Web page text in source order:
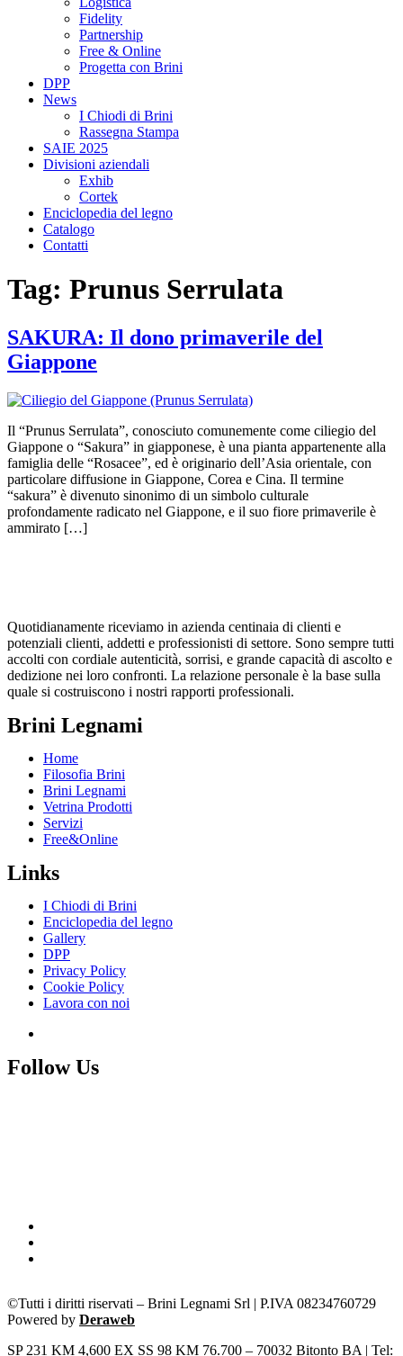
Fidelity
Partnership
Free & Online
Progetta con Brini
DPP
News
I Chiodi di Brini
Rassegna Stampa
SAIE 2025
Divisioni aziendali
Exhib
Cortek
Enciclopedia del legno
Catalogo
Contatti
Tag: Prunus Serrulata
SAKURA: Il dono primaverile del
Giappone
Il “Prunus Serrulata”, conosciuto comunemente come ciliegio del
Giappone o “Sakura” in giapponese, è una pianta appartenente alla
famiglia delle “Rosacee”, ed è originario dell’Asia orientale, con
particolare diffusione in Giappone, Corea e Cina. Il termine
“sakura” è divenuto sinonimo di un simbolo culturale
profondamente radicato nel Giappone, e il suo fiore primaverile è
ammirato […]
Quotidianamente riceviamo in azienda centinaia di clienti e
potenziali clienti, addetti e professionisti di settore. Sono sempre tutti
accolti con cordiale autenticità, sorrisi, e grande capacità di ascolto e
dedizione nei loro confronti. La relazione personale è la base sulla
quale si costruiscono i nostri rapporti professionali.
Brini Legnami
Home
Filosofia Brini
Brini Legnami
Vetrina Prodotti
Servizi
Free&Online
Links
I Chiodi di Brini
Enciclopedia del legno
Gallery
DPP
Privacy Policy
Cookie Policy
Lavora con noi
Follow Us
©Tutti i diritti riservati – Brini Legnami Srl | P.IVA 08234760729
Powered by Deraweb
SP 231 KM 4,600 EX SS 98 KM 76.700 – 70032 Bitonto BA | Tel: